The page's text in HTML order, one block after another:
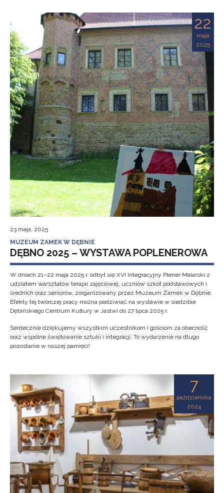
22
maja
2025
23 maja, 2025
MUZEUM ZAMEK W DĘBNIE
DĘBNO 2025 – WYSTAWA POPLENEROWA
W dniach 21–22 maja 2025 r. odbył się XVI Integracyjny Plener Malarski z
udziałem warsztatów terapii zajęciowej, uczniów szkół podstawowych i
średnich oraz seniorów, zorganizowany przez Muzeum Zamek w Dębnie.
Efekty tej twórczej pracy można podziwiać na wystawie w siedzibie
Dębińskiego Centrum Kultury w Jastwi do 27 lipca 2025 r.
Serdecznie dziękujemy wszystkim uczestnikom i gościom za obecność
oraz wspólne świętowanie sztuki i integracji. To wydarzenie na długo
pozostanie w naszej pamięci!
7
października
2024